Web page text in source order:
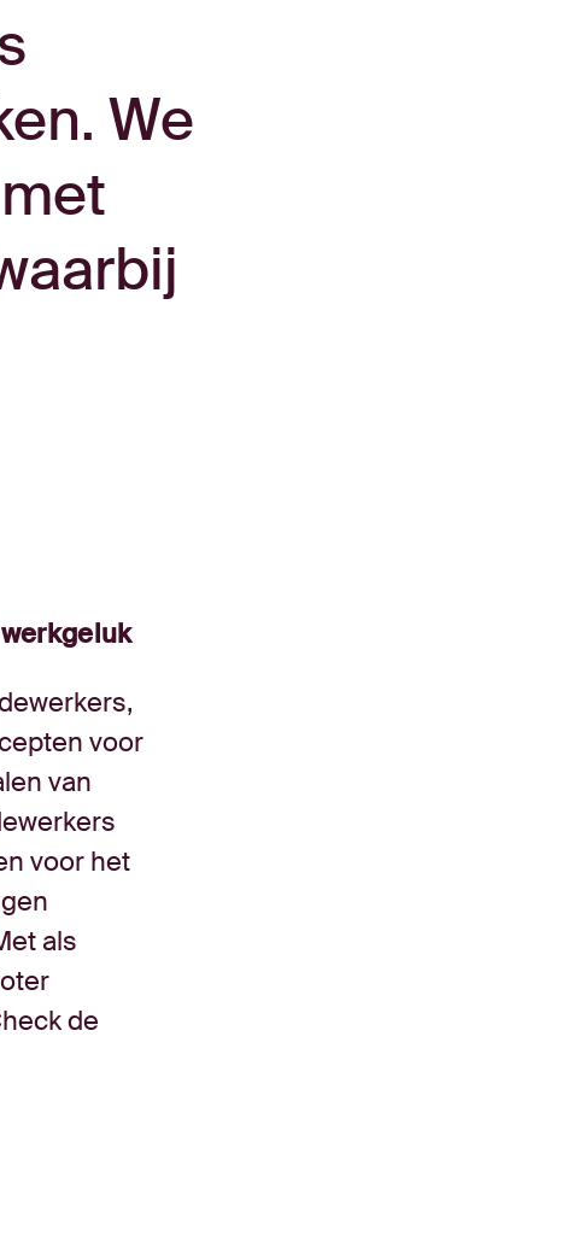
We
voor
van
voor het
als
de